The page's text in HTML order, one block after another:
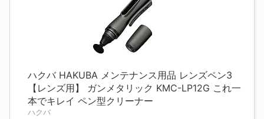
ハクバ HAKUBA メンテナンス用品 レンズペン3
【レンズ用】 ガンメタリック KMC-LP12G これ一
本でキレイ ペン型クリーナー
ハクバ